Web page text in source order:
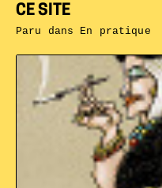
CE SITE
Paru dans En pratique